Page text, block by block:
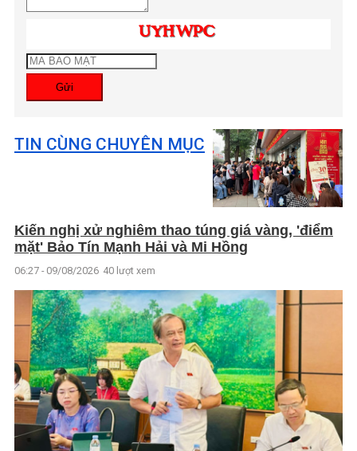
Gửi
TIN CÙNG CHUYÊN MỤC
Kiến nghị xử nghiêm thao túng giá vàng, 'điểm
mặt' Bảo Tín Mạnh Hải và Mi Hồng
06:27 - 09/08/2026 40 lượt xem